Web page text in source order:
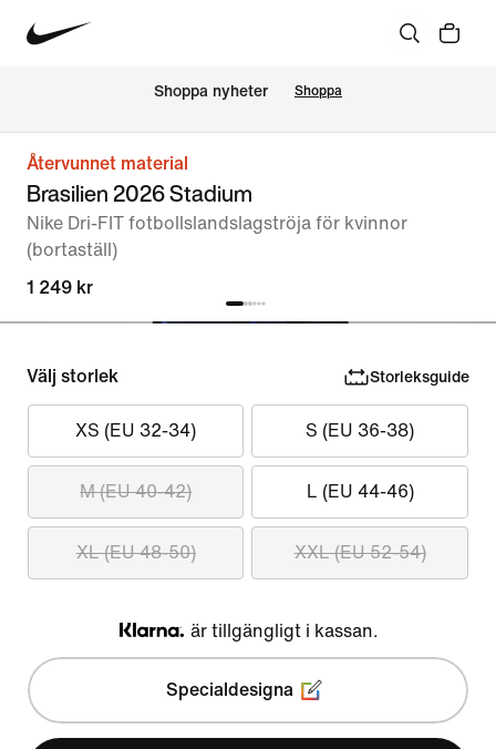
Shoppa nyheter Shoppa
Återvunnet material
Brasilien 2026 Stadium
Nike Dri-FIT fotbollslandslagströja för kvinnor
(bortaställ)
1 249 kr
Välj storlek Storleksguide
XS (EU 32-34) S (EU 36-38)
M (EU 40-42) L (EU 44-46)
XL (EU 48-50) XXL (EU 52-54)
Klarna
är tillgängligt i kassan.
Specialdesigna